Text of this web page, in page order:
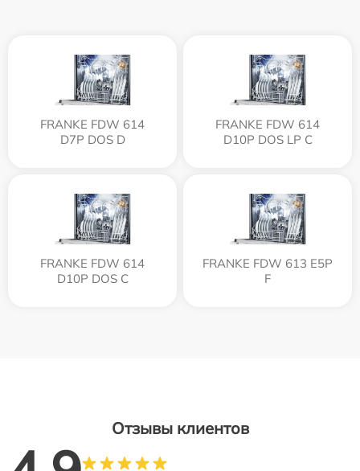
FRANKE FDW 614
D7P DOS D
FRANKE FDW 614
D10P DOS LP C
FRANKE FDW 614
D10P DOS C
FRANKE FDW 613 E5P
F
Отзывы клиентов